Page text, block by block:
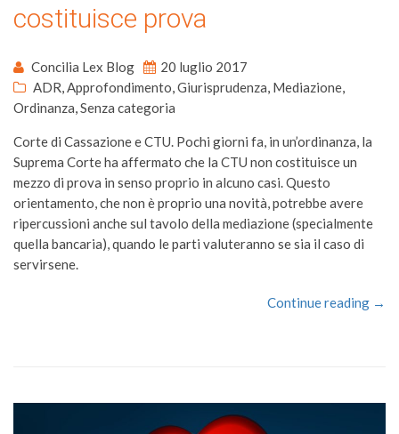
costituisce prova
Concilia Lex Blog
20 luglio 2017
ADR Approfondimento Giurisprudenza Mediazione
Ordinanza Senza categoria
Corte di Cassazione e CTU. Pochi giorni fa, in un’ordinanza, la
Suprema Corte ha affermato che la CTU non costituisce un
mezzo di prova in senso proprio in alcuno casi. Questo
orientamento, che non è proprio una novità, potrebbe avere
ripercussioni anche sul tavolo della mediazione (specialmente
quella bancaria), quando le parti valuteranno se sia il caso di
servirsene.
Continue reading →